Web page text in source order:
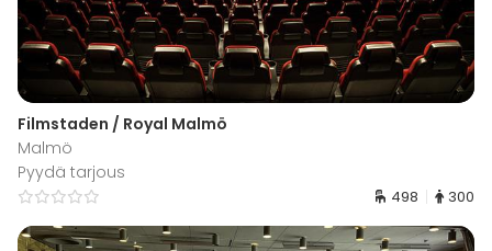
Filmstaden / Royal Malmö
Malmö
Pyydä tarjous
498 300